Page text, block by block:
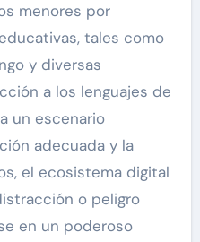
menores por
tales como
y diversas
a los lenguajes de
un escenario
adecuada y la
el ecosistema digital
o peligro
en un poderoso